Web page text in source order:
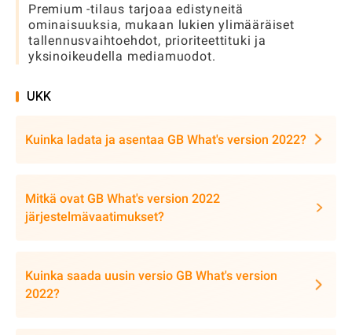
Premium -tilaus tarjoaa edistyneitä
ominaisuuksia, mukaan lukien ylimääräiset
tallennusvaihtoehdot, prioriteettituki ja
yksinoikeudella mediamuodot.
UKK
Kuinka ladata ja asentaa GB What's version 2022?
Mitkä ovat GB What's version 2022
järjestelmävaatimukset?
Kuinka saada uusin versio GB What's version
2022?